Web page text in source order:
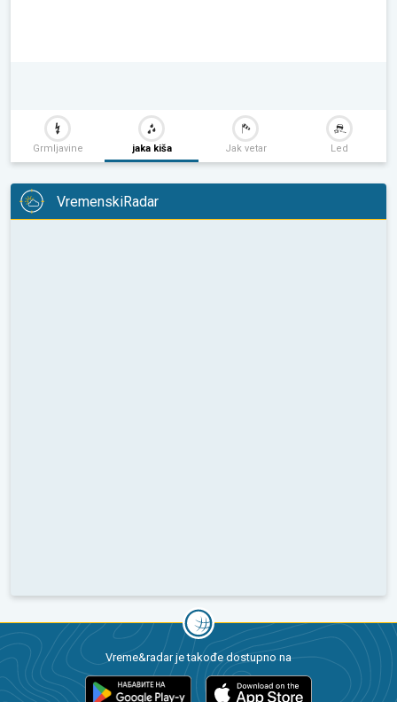
Grmljavine jaka kiša Jak vetar Led
VremenskiRadar
Vreme&radar je takođe dostupno na